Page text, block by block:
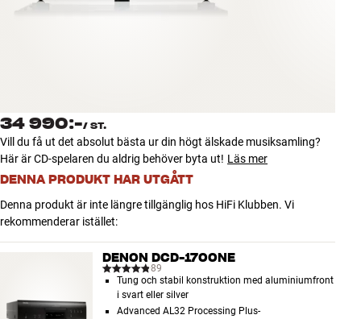
NYHETER
ERBJUDANDEN
Hitta Butik
Företag
34 990:-/ ST.
Vill du få ut det absolut bästa ur din högt älskade musiksamling?
Här är CD-spelaren du aldrig behöver byta ut! Läs mer
DENNA PRODUKT HAR UTGÅTT
Denna produkt är inte längre tillgänglig hos HiFi Klubben. Vi
rekommenderar istället:
DENON DCD-1700NE
89
Tung och stabil konstruktion med aluminiumfront
i svart eller silver
Advanced AL32 Processing Plus-